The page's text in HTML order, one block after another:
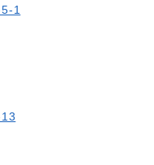
5-1